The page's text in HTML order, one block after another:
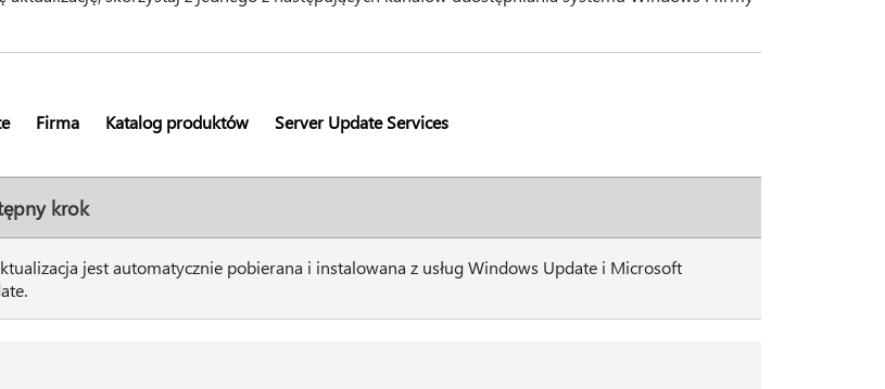
Firma Katalog produktów Server Update Services
krok
jest automatycznie pobierana i instalowana z usług Windows Update i Microsoft